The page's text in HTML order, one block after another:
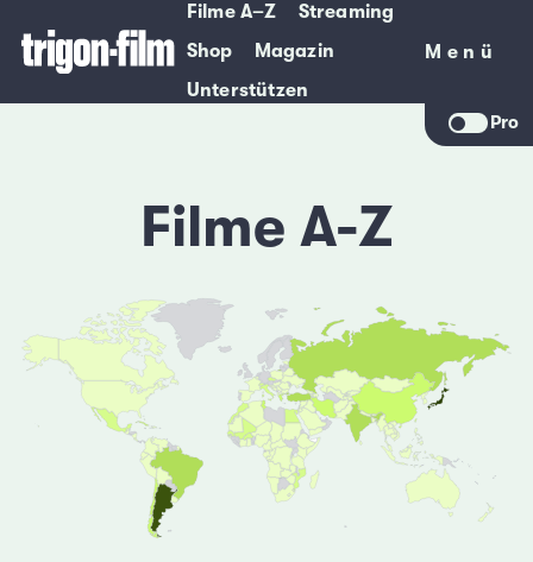
Filme A–Z
Streaming
Shop
Magazin
Unterstützen
Menü
Menü
Pro
Filme A-Z